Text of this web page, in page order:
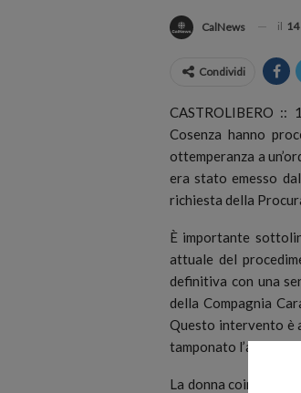
CalNews il
Condividi
CASTROLIBERO
Cosenza hanno
ottemperanza a
era stato emesso
richiesta della
È importante
attuale del
definitiva con una
della Compagnia
Questo intervento è
tamponato l’auto del
La donna coinvolta